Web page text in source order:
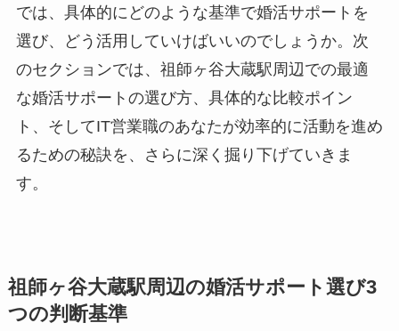
では、具体的にどのような基準で婚活サポートを
選び、どう活用していけばいいのでしょうか。次
のセクションでは、祖師ヶ谷大蔵駅周辺での最適
な婚活サポートの選び方、具体的な比較ポイン
ト、そしてIT営業職のあなたが効率的に活動を進め
るための秘訣を、さらに深く掘り下げていきま
す。
祖師ヶ谷大蔵駅周辺の婚活サポート選び3
つの判断基準